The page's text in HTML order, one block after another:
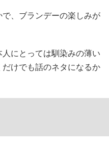
、ブランデーの楽しみが
にとっては馴染みの薄い
けでも話のネタになるか